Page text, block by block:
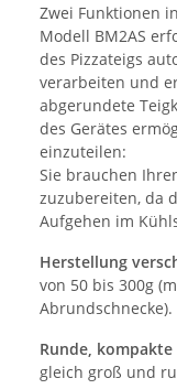
Zwei Funktionen
Modell BM2AS
des Pizzateigs
verarbeiten und
abgerundete
des Gerätes
einzuteilen:
Sie brauchen
zuzubereiten, da
Aufgehen im
Herstellung
von 50 bis 300g
Abrundschnecke).
Runde,
gleich groß und